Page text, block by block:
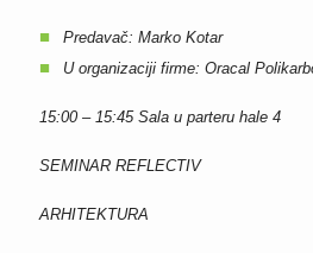
Predavač: Marko Kotar
U organizaciji firme: Oracal
15:00 – 15:45 Sala u parteru hale 4
SEMINAR REFLECTIV
ARHITEKTURA